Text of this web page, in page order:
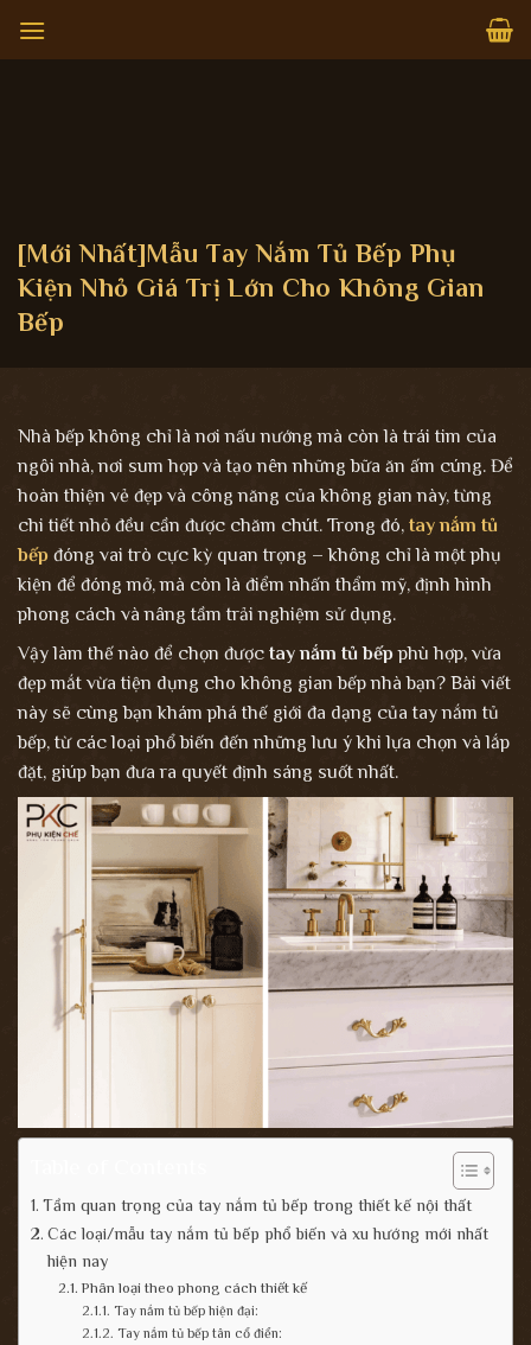
qua
[Mới Nhất]Mẫu Tay Nắm Tủ Bếp Phụ
Kiện Nhỏ Giá Trị Lớn Cho Không Gian
Bếp
Nhà bếp không chỉ là nơi nấu nướng mà còn là trái tim của
ngôi nhà, nơi sum họp và tạo nên những bữa ăn ấm cúng. Để
hoàn thiện vẻ đẹp và công năng của không gian này, từng
chi tiết nhỏ đều cần được chăm chút. Trong đó, tay nắm tủ
bếp đóng vai trò cực kỳ quan trọng – không chỉ là một phụ
kiện để đóng mở, mà còn là điểm nhấn thẩm mỹ, định hình
phong cách và nâng tầm trải nghiệm sử dụng.
Vậy làm thế nào để chọn được tay nắm tủ bếp phù hợp, vừa
đẹp mắt vừa tiện dụng cho không gian bếp nhà bạn? Bài viết
này sẽ cùng bạn khám phá thế giới đa dạng của tay nắm tủ
bếp, từ các loại phổ biến đến những lưu ý khi lựa chọn và lắp
đặt, giúp bạn đưa ra quyết định sáng suốt nhất.
Tầm quan trọng của tay nắm tủ bếp trong thiết kế nội thất
Các loại/mẫu tay nắm tủ bếp phổ biến và xu hướng mới nhất
hiện nay
Phân loại theo phong cách thiết kế
Tay nắm tủ bếp hiện đại:
Tay nắm tủ bếp tân cổ điển: